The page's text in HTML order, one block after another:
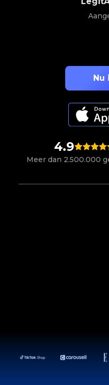
4.9
Meer dan 2.500.000
Nu